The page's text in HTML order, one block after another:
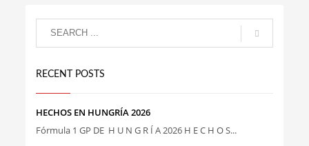
RECENT POSTS
HECHOS EN HUNGRÍA 2026
Fórmula 1 GP DE H U N G R Í A 2026 H E C H O S...